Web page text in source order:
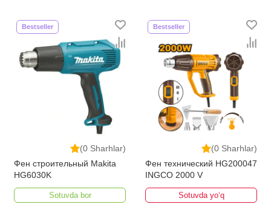
(0 Sharhlar)
Bestseller
Фен строительный Makita
HG6030K
Sotuvda bor
(0 Sharhlar)
Bestseller
Фен технический HG200047
INGCO 2000 V
Sotuvda yo‘q